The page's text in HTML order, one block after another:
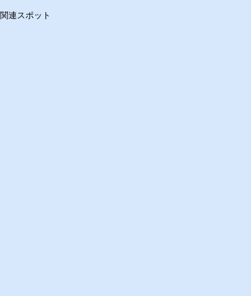
関連スポット